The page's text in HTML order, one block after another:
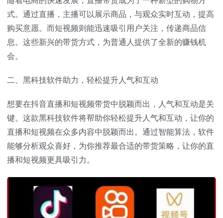
式。通过直播，主播可以展示商品，与观众实时互动，提高
购买意愿。而短视频则能迅速吸引用户关注，传递商品信
息。这些新兴的带货方式，为普通人提供了全新的赚钱机
会。
二、黑科技软件助力，轻松提升人气和互动
想要在抖音直播和短视频带货中脱颖而出，人气和互动是关
键。这款黑科技软件将帮助你轻松提升人气和互动，让你的
直播和短视频在众多内容中脱颖而出。通过智能算法，软件
能够分析观众喜好，为你推荐最合适的带货策略，让你的直
播和短视频更具吸引力。